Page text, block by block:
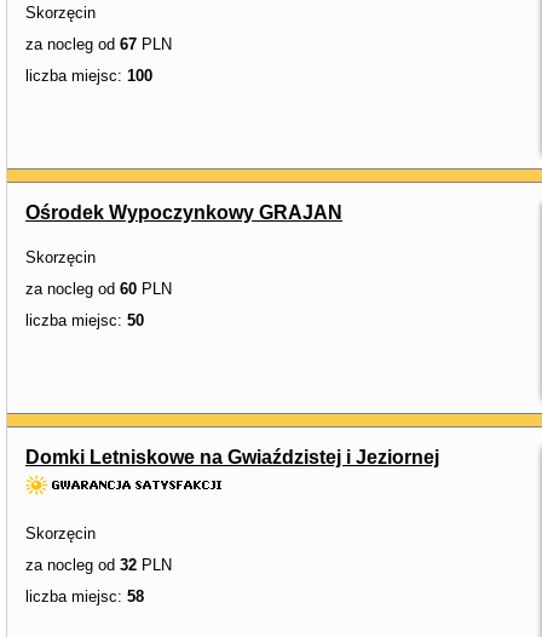
Skorzęcin
za nocleg od 67 PLN
liczba miejsc: 100
Ośrodek Wypoczynkowy GRAJAN
Skorzęcin
za nocleg od 60 PLN
liczba miejsc: 50
Domki Letniskowe na Gwiaździstej i Jeziornej
Skorzęcin
za nocleg od 32 PLN
liczba miejsc: 58